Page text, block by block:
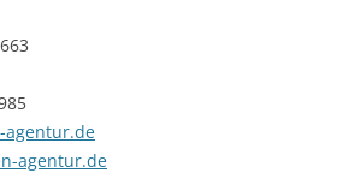
agentur.de
agentur.de